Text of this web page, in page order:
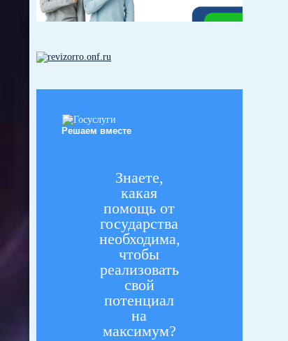
Решаем вместе
Знаете,
какая
помощь от
государства
необходима,
чтобы
реализовать
свой
потенциал
на
максимум?